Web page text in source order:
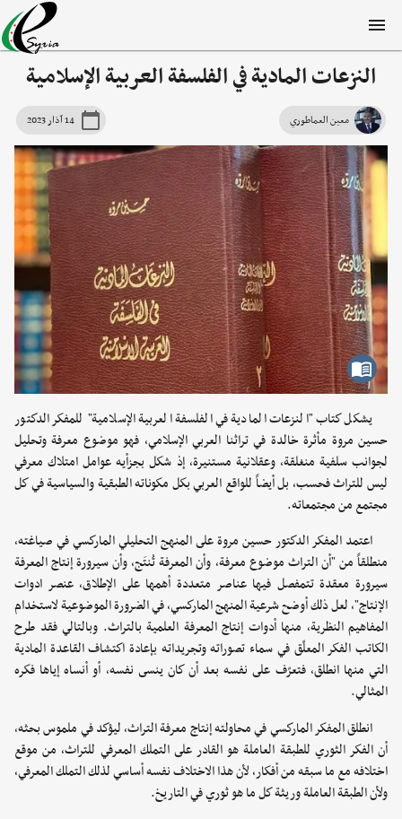
النزعات المادية في الفلسفة العربية الإسلامية
معين العماطوري 14 آذار 2023
يشكل كتاب "النزعات المادية في الفلسفة العربية الإسلامية" للمفكر الدكتور
حسين مروة مأثرة خالدة في تراثنا العربي الإسلامي، فهو موضوع معرفة وتحليل
لجوانب سلفية منغلقة، وعقلانية مستنيرة، إذ شكل بجزأيه عوامل امتلاك معرفي
ليس للتراث فحسب، بل أيضاً للواقع العربي بكل مكوناته الطبقية والسياسية في كل
مجتمع من مجتمعاته.
اعتمد المفكر الدكتور حسين مروة على المنهج التحليلي الماركسي في صياغته،
منطلقاً من "أن التراث موضوع معرفة، وأن المعرفة تُنتَج، وأن سيرورة إنتاج المعرفة
سيرورة معقدة تتمفصل فيها عناصر متعددة أهمها على الإطلاق، عنصر ادوات
الإنتاج"، لعل ذلك أوضح شرعية المنهج الماركسي، في الضرورة الموضوعية لاستخدام
المفاهيم النظرية، منها أدوات إنتاج المعرفة العلمية بالتراث. وبالتالي فقد طرح
الكاتب الفكر المعلّق في سماء تصوراته وتجريداته بإعادة اكتشاف القاعدة المادية
التي منها انطلق، فتعرّف على نفسه بعد أن كان ينسى نفسه، أو أنساه إياها فكره
المثالي.
انطلق المفكر الماركسي في محاولته إنتاج معرفة التراث، ليؤكد في ملموس بحثه،
أن الفكر الثوري للطبقة العاملة هو القادر على التملك المعرفي للتراث، من موقع
اختلافه مع ما سبقه من أفكار، لأن هذا الاختلاف نفسه أساسي لذلك التملك المعرفي،
ولأن الطبقة العاملة وريثة كل ما هو ثوري في التاريخ.